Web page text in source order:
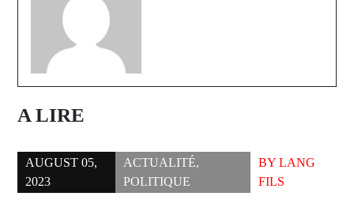
A LIRE
AUGUST 05,
2023
ACTUALITÉ,
POLITIQUE
BY LANG
FILS